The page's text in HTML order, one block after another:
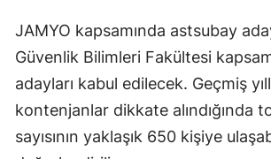
JAMYO kapsamında astsubay
Güvenlik Bilimleri Fakültesi
adayları kabul edilecek. Geçmiş
kontenjanlar dikkate alındığında
sayısının yaklaşık 650 kişiye